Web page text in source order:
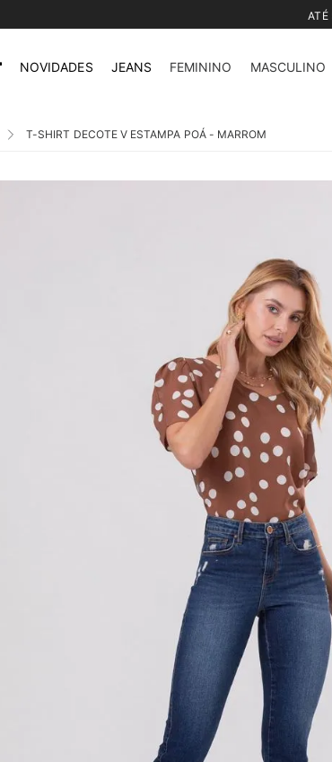
ATÉ
NOVIDADES JEANS FEMININO MASCULINO
T-SHIRT DECOTE V ESTAMPA POÁ - MARROM